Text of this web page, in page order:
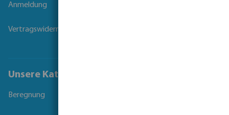
Anmeldung
Vertragswiderruf
Unsere Kataloge
Beregnung